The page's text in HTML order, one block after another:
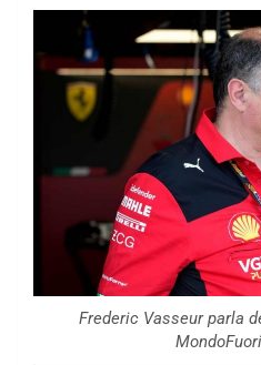
Frederic Vasseur parla